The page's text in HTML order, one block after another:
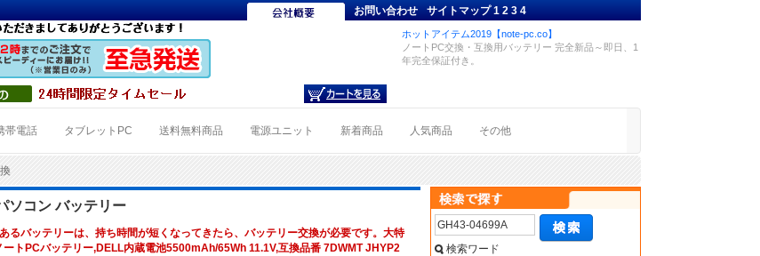
お問い合わせ サイトマップ 1234
ホットアイテム2019【note-pc.co】
ノートPC交換・互換用バッテリー 完全新品～即日、1
年完全保証付き。
帯電話 タブレットPC 送料無料商品 電源ユニット 新着商品 人気商品 その他
ソコン バッテリー
るバッテリーは、持ち時間が短くなってきたら、バッテリー交換が必要です。大特
トPCバッテリー,DELL内蔵電池5500mAh/65Wh 11.1V,互換品番 7DWMT JHYP2
検索ワード